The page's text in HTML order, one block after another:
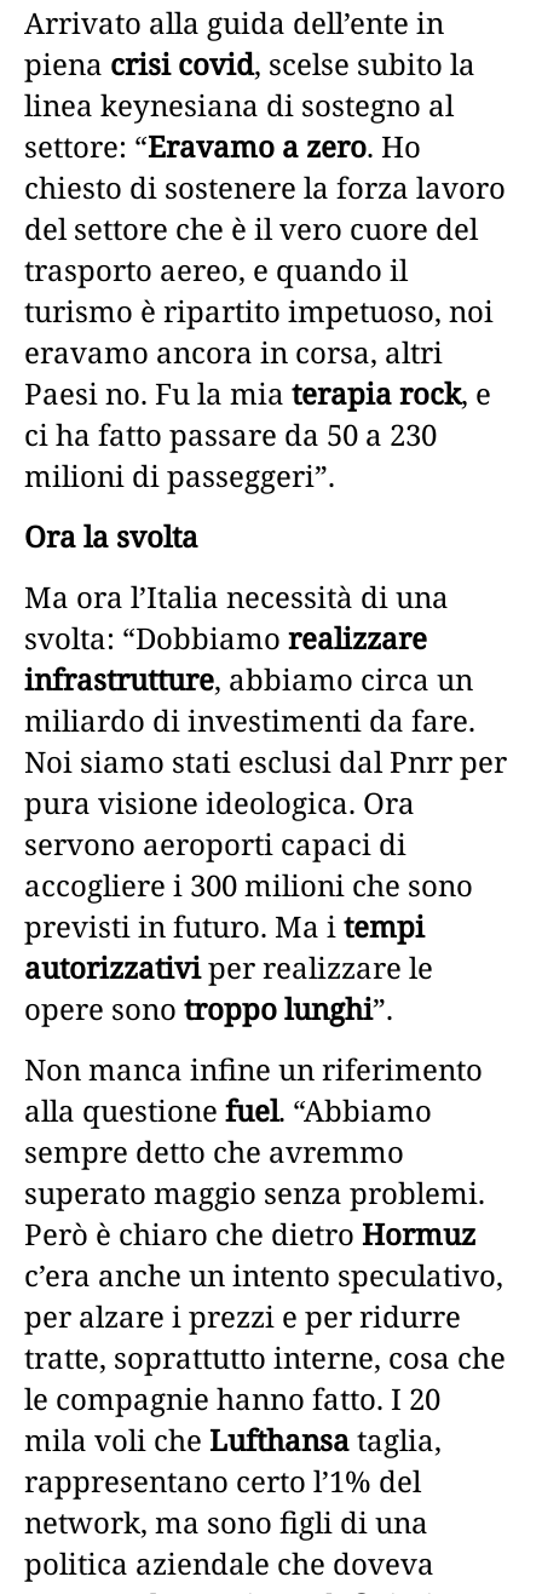
Arrivato alla guida dell’ente in
piena crisi covid, scelse subito la
linea keynesiana di sostegno al
settore: “Eravamo a zero. Ho
chiesto di sostenere la forza lavoro
del settore che è il vero cuore del
trasporto aereo, e quando il
turismo è ripartito impetuoso, noi
eravamo ancora in corsa, altri
Paesi no. Fu la mia terapia rock, e
ci ha fatto passare da 50 a 230
milioni di passeggeri”.
Ora la svolta
Ma ora l’Italia necessità di una
svolta: “Dobbiamo realizzare
infrastrutture, abbiamo circa un
miliardo di investimenti da fare.
Noi siamo stati esclusi dal Pnrr per
pura visione ideologica. Ora
servono aeroporti capaci di
accogliere i 300 milioni che sono
previsti in futuro. Ma itempi
autorizzativiper realizzare le
opere sono troppo lunghi”.
Non manca infine un riferimento
alla questione fuel. “Abbiamo
sempre detto che avremmo
superato maggio senza problemi.
Però è chiaro che dietro Hormuz
c’era anche un intento speculativo,
per alzare i prezzi e per ridurre
tratte, soprattutto interne, cosa che
le compagnie hanno fatto. I 20
mila voli che Lufthansataglia,
rappresentano certo l’1% del
network, ma sono figli di una
politica aziendale che doveva